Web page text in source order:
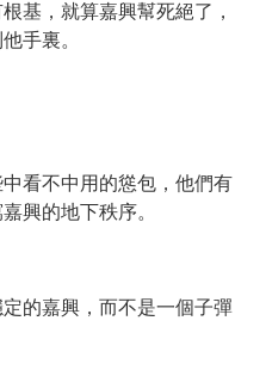
基，就算嘉興幫死絕了，
手裏。
看不中用的慫包，他們有
興的地下秩序。
的嘉興，而不是一個子彈